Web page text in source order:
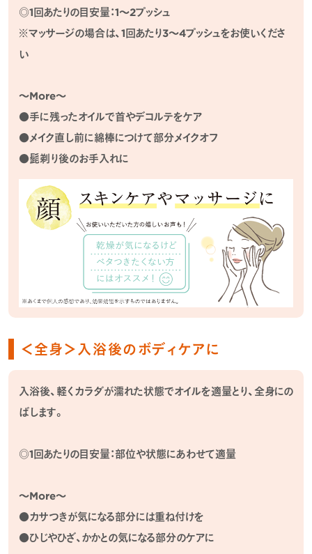
◎1回あたりの目安量：1～2プッシュ
※マッサージの場合は、1回あたり3～4プッシュをお使いくださ
い
～More～
●手に残ったオイルで首やデコルテをケア
●メイク直し前に綿棒につけて部分メイクオフ
●髭剃り後のお手入れに
＜全身＞入浴後のボディケアに
入浴後、軽くカラダが濡れた状態でオイルを適量とり、全身にの
ばします。
◎1回あたりの目安量：部位や状態にあわせて適量
～More～
●カサつきが気になる部分には重ね付けを
●ひじやひざ、かかとの気になる部分のケアに